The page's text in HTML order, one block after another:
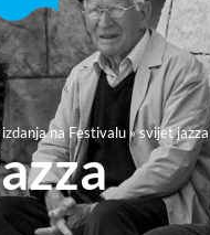
na Festivalu »svijet jazza